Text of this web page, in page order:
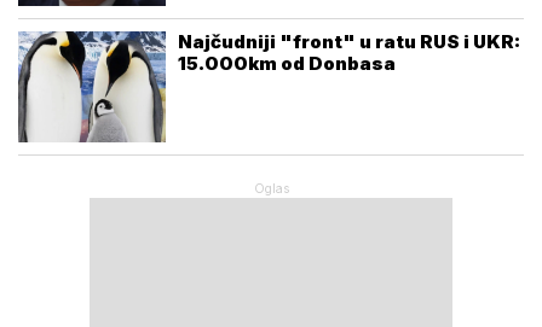
Najčudniji "front" u ratu RUS i UKR:
15.000km od Donbasa